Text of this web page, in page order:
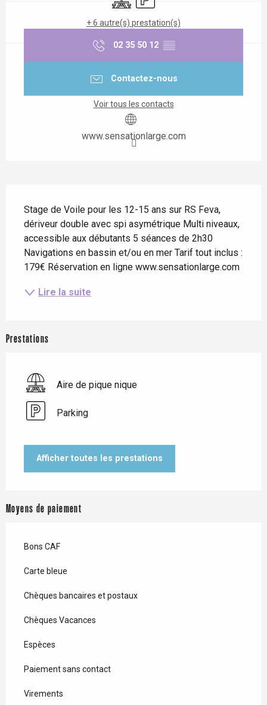
+ 6 autre(s) prestation(s)
02 35 50 12 ▒▒
Contactez-nous
Voir tous les contacts
www.sensationlarge.com
Stage de Voile pour les 12-15 ans sur RS Feva,
dériveur double avec spi asymétrique Multi niveaux,
accessible aux débutants 5 séances de 2h30
Navigations en bassin et/ou en mer Tarif tout inclus :
179€ Réservation en ligne www.sensationlarge.com
Lire la suite
Prestations
Aire de pique nique
Parking
Afficher toutes les prestations
Moyens de paiement
Bons CAF
Carte bleue
Chèques bancaires et postaux
Chèques Vacances
Espèces
Paiement sans contact
Virements